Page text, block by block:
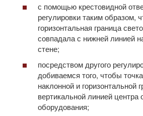
с помощью крестовидной
регулировки таким образом,
горизонтальная граница
совпадала с нижней линией
стене;
посредством другого
добиваемся того, чтобы
наклонной и горизонтальной
вертикальной линией центра
оборудования;